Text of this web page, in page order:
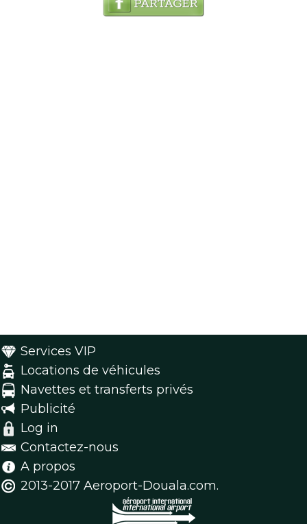
Services VIP
Locations de véhicules
Navettes et transferts privés
Publicité
Log in
Contactez-nous
A propos
2013-2017 Aeroport-Douala.com.